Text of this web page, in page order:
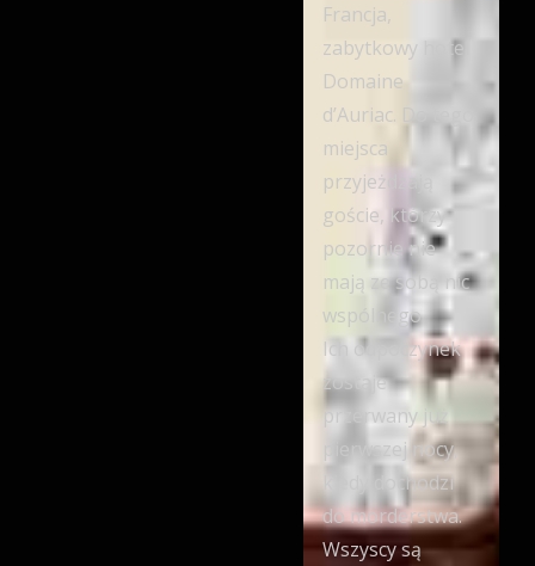
Francja,
zabytkowy hotel
Domaine
d’Auriac. Do tego
miejsca
przyjeżdżają
goście, którzy
pozornie nie
mają ze sobą nic
wspólnego.
Ich odpoczynek
zostaje
przerwany już
pierwszej nocy,
kiedy dochodzi
do morderstwa.
Wszyscy są